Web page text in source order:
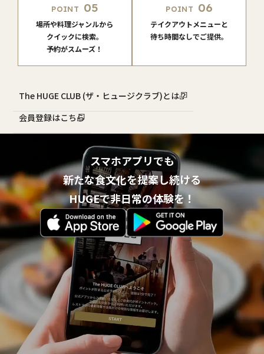
POINT 05
場所や料理ジャンルから
クイックに検索。
予約がスムーズ！
POINT 06
テイクアウトメニューと
待ち時間なしでご提供。
The HUGE CLUB (ザ・ヒュージクラブ)とは？
会員登録はこちら
スマホアプリでも
新たな食文化を提案し続ける
HUGEで非日常の体験を！